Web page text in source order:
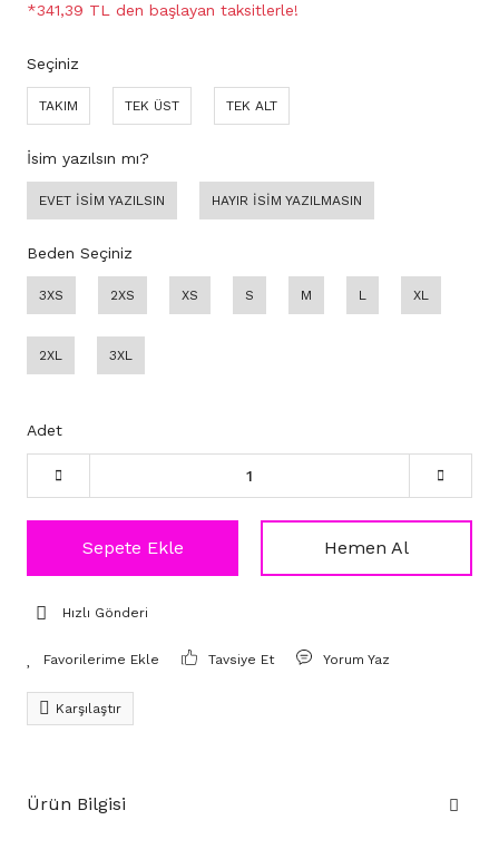
*341,39 TL den başlayan taksitlerle!
Seçiniz
TAKIM TEK ÜST TEK ALT
İsim yazılsın mı?
EVET İSİM YAZILSIN HAYIR İSİM YAZILMASIN
Beden Seçiniz
3XS 2XS XS S M L XL
2XL 3XL
Adet
Sepete Ekle Hemen Al
Hızlı Gönderi
Tavsiye Et Yorum Yaz
Karşılaştır
Ürün Bilgisi